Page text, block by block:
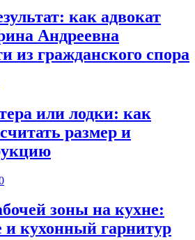
как адвокат
Андреевна
из гражданского спора
или лодки: как
размер и
зоны на кухне:
и кухонный гарнитур